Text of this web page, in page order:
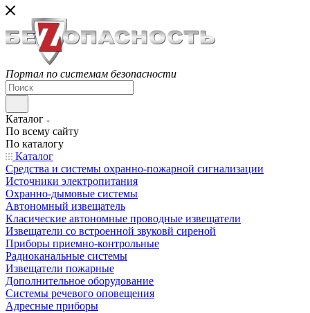
Портал по системам безопасности
Каталог
По всему сайту
По каталогу
Каталог
Средства и системы охранно-пожарной сигнализации
Источники электропитания
Охранно-дымовые системы
Автономный извещатель
Класические автономные проводные извещатели
Извещатели со встроенной звуковй сиреной
Приборы приемно-контрольные
Радиоканальные системы
Извещатели пожарные
Дополнительное оборудование
Системы речевого оповещения
Адресные приборы